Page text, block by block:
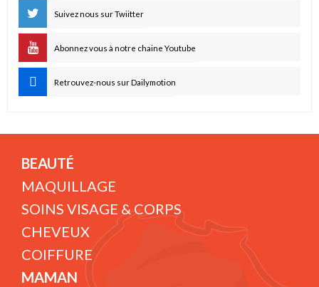
Suivez nous sur Twiitter
Abonnez vous à notre chaine Youtube
Retrouvez-nous sur Dailymotion
BEAUTÉ
MAQUILLAGE
SOINS VISAGE & CORPS
CHEVEUX
COIFFURE
MAMAN